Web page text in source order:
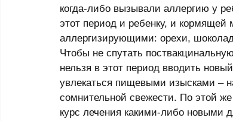
когда-либо вызывали аллергию у
этот период и ребенку, и кормящей
аллергизирующими: орехи,
Чтобы не спутать
нельзя в этот период вводить
увлекаться пищевыми изысками –
сомнительной свежести. По этой
курс лечения какими-либо новыми